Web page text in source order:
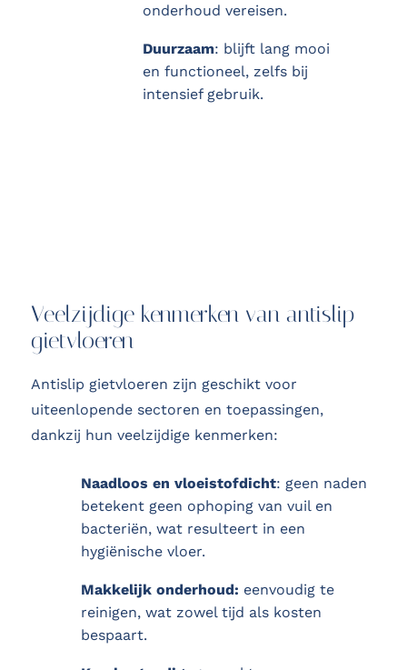
onderhoud vereisen.
Duurzaam: blijft lang mooi
en functioneel, zelfs bij
intensief gebruik.
Veelzijdige kenmerken van antislip
gietvloeren
Antislip gietvloeren zijn geschikt voor
uiteenlopende sectoren en toepassingen,
dankzij hun veelzijdige kenmerken:
Naadloos en vloeistofdicht: geen naden
betekent geen ophoping van vuil en
bacteriën, wat resulteert in een
hygiënische vloer.
Makkelijk onderhoud: eenvoudig te
reinigen, wat zowel tijd als kosten
bespaart.